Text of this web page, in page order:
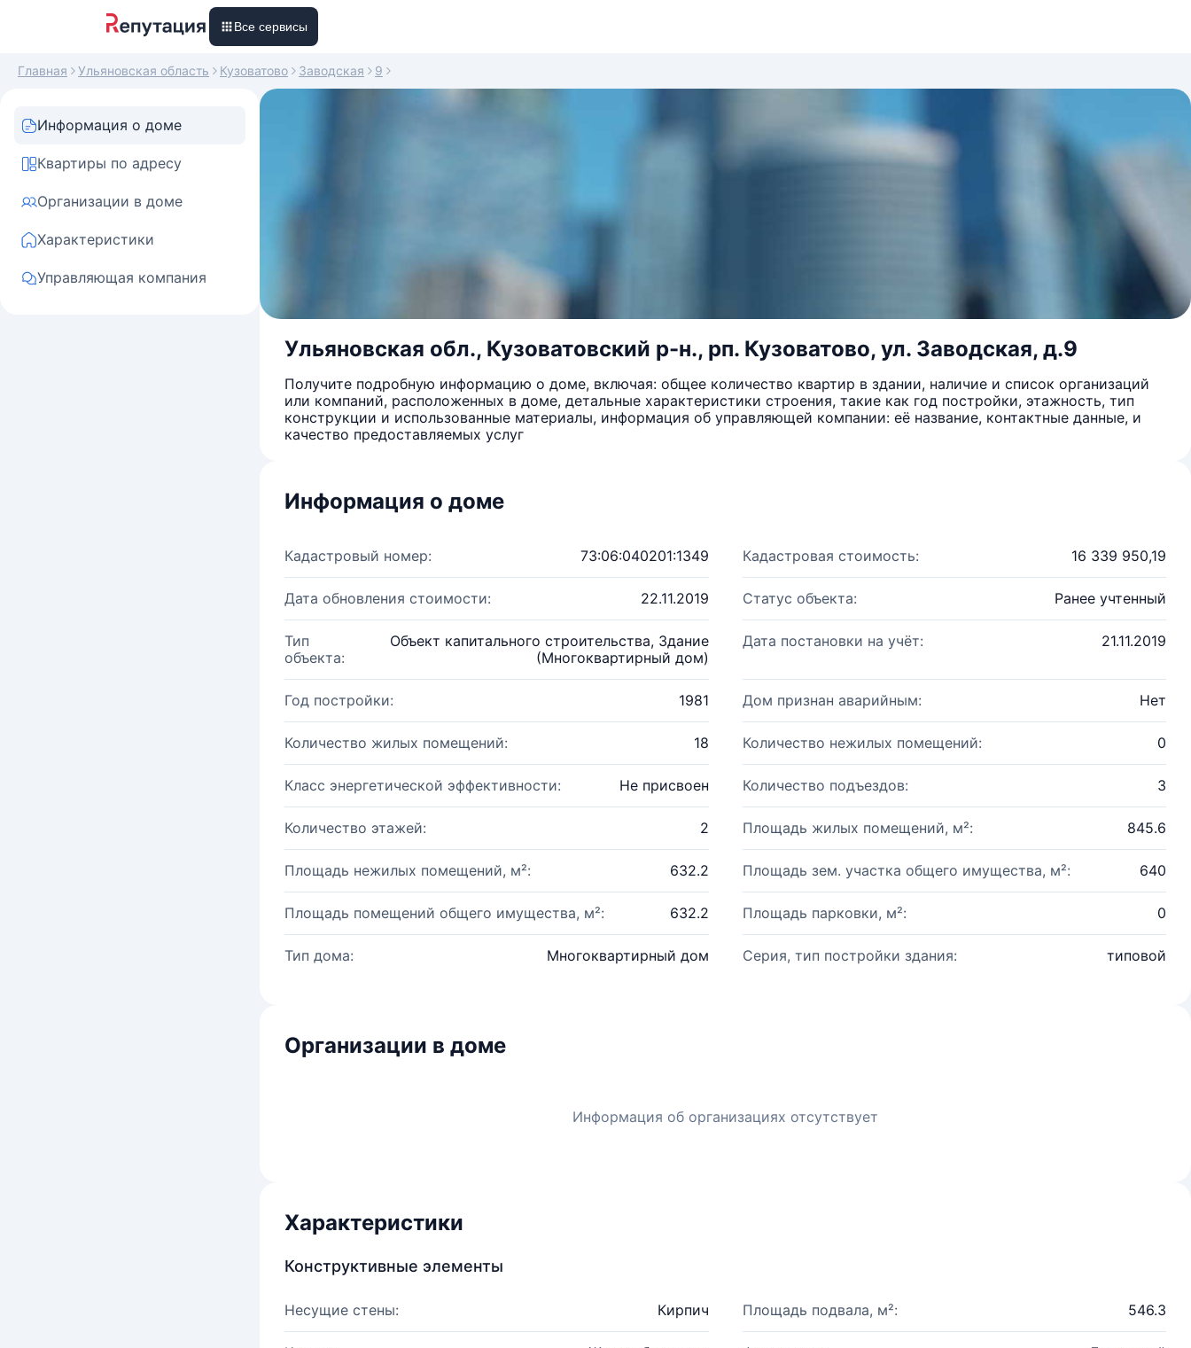
Все сервисы
Главная Ульяновская область Кузоватово Заводская 9
Информация о доме
Квартиры по адресу
Организации в доме
Характеристики
Управляющая компания
Ульяновская обл., Кузоватовский р-н., рп. Кузоватово, ул. Заводская, д.9
Получите подробную информацию о доме, включая: общее количество квартир в здании, наличие и список организаций
или компаний, расположенных в доме, детальные характеристики строения, такие как год постройки, этажность, тип
конструкции и использованные материалы, информация об управляющей компании: её название, контактные данные, и
качество предоставляемых услуг
Информация о доме
Кадастровый номер: 73:06:040201:1349 Кадастровая стоимость: 16 339 950,19
Дата обновления стоимости: 22.11.2019 Статус объекта: Ранее учтенный
Тип
объекта:
Объект капитального строительства, Здание
(Многоквартирный дом)
Дата постановки на учёт: 21.11.2019
Год постройки: 1981 Дом признан аварийным: Нет
Количество жилых помещений: 18 Количество нежилых помещений: 0
Класс энергетической эффективности: Не присвоен Количество подъездов: 3
Количество этажей: 2 Площадь жилых помещений, м²: 845.6
Площадь нежилых помещений, м²: 632.2 Площадь зем. участка общего имущества, м²: 640
Площадь помещений общего имущества, м²: 632.2 Площадь парковки, м²: 0
Тип дома: Многоквартирный дом Серия, тип постройки здания: типовой
Организации в доме
Информация об организациях отсутствует
Характеристики
Конструктивные элементы
Несущие стены: Кирпич Площадь подвала, м²: 546.3